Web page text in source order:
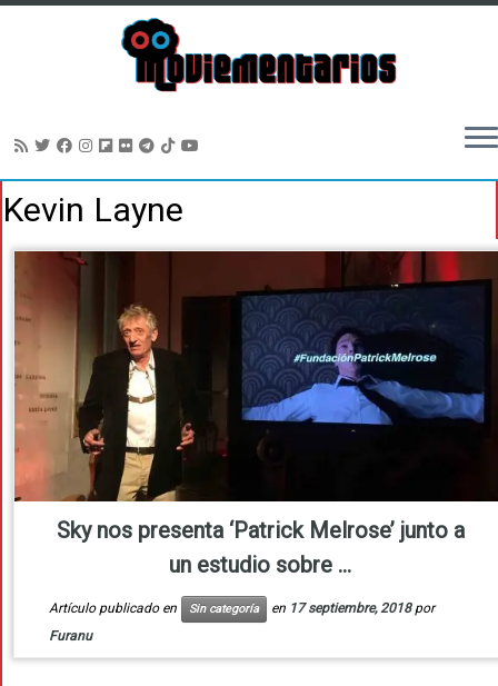
alKevin Layne
Sky nos presenta ‘Patrick Melrose’ junto a
un estudio sobre ...
Artículo publicado en Sin categoría en 17 septiembre, 2018 por
Furanu